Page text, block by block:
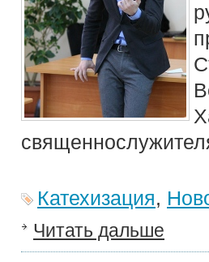
Катехизация,
Читать дальше